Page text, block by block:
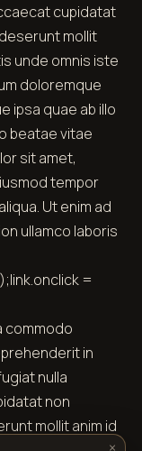
cupidatat
mollit
unde omnis iste
doloremque
ipsa quae ab illo
beatae vitae
sit amet,
tempor
Ut enim ad
ullamco laboris
=
commodo
in
nulla
non
mollit anim id